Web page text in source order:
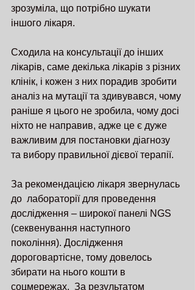
зрозуміла, що потрібно шукати
іншого лікаря.
Сходила на консультації до інших
лікарів, саме декілька лікарів з різних
клінік, і кожен з них порадив зробити
аналіз на мутації та здивувався, чому
раніше я цього не зробила, чому досі
ніхто не направив, адже це є дуже
важливим для постановки діагнозу
та вибору правильної дієвої терапії.
За рекомендацією лікаря звернулась
до  лабораторії для проведення
дослідження – широкої панелі NGS
(cеквенування наступного
покоління). Дослідження
дороговартісне, тому довелось
збирати на нього кошти в
соцмережах.  За результатом